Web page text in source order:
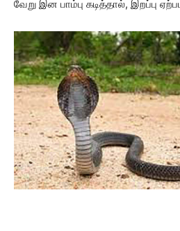
வேறு இன பாம்பு கடித்தால், இறப்பு